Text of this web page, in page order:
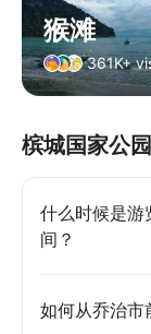
猴滩
361K+
槟城国家公
什么时候是游
间？
如何从乔治市